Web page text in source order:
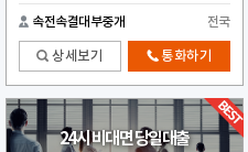
속전속결대부중개 전국
상세보기 통화하기
24시 비대면 당일대출